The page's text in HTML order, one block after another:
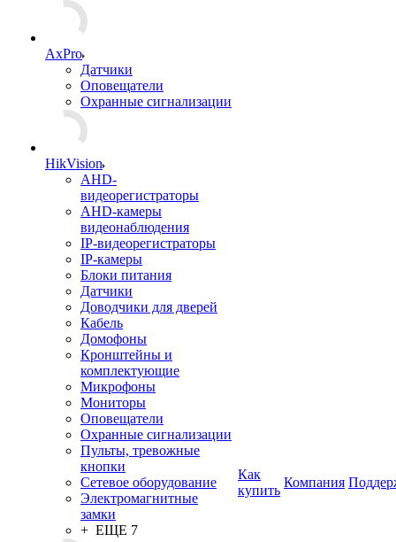
AxPro
Датчики
Оповещатели
Охранные сигнализации
HikVision
AHD-
видеорегистраторы
AHD-камеры
видеонаблюдения
IP-видеорегистраторы
IP-камеры
Блоки питания
Датчики
Доводчики для дверей
Кабель
Домофоны
Кронштейны и
комплектующие
Микрофоны
Мониторы
Оповещатели
Охранные сигнализации
Пульты, тревожные
кнопки
Сетевое оборудование
Электромагнитные
замки
+ ЕЩЕ 7
Как
купить
Компания